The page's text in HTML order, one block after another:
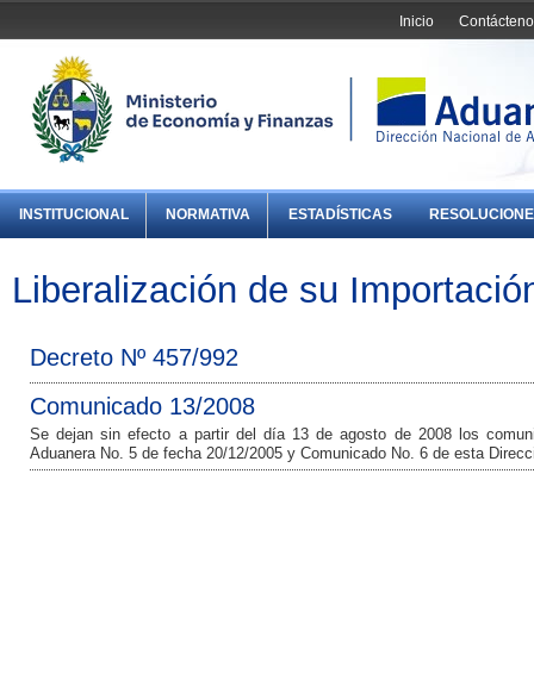
Inicio
INSTITUCIONAL NORMATIVA ESTADÍSTICAS
Liberalización de su
Decreto Nº 457/992
Comunicado 13/2008
Se dejan sin efecto a partir del día 13 de agosto de 2008 los
Aduanera No. 5 de fecha 20/12/2005 y Comunicado No. 6 de esta